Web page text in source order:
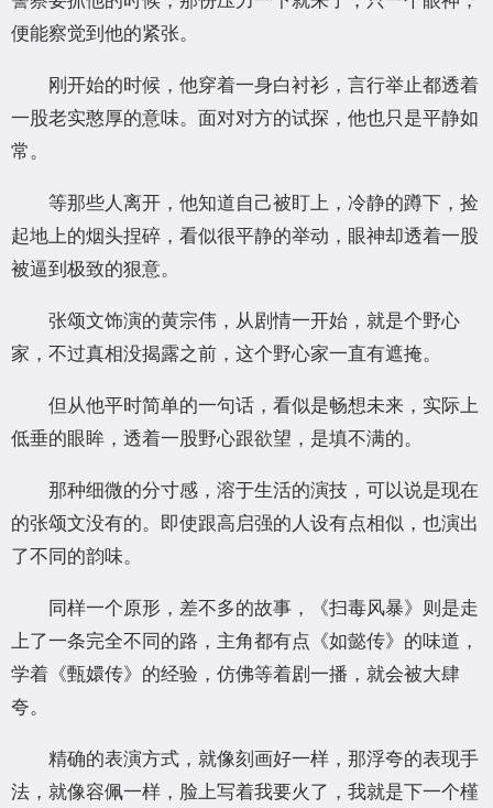
便能察觉到他的紧张。
刚开始的时候，他穿着一身白衬衫，言行举止都透着
一股老实憨厚的意味。面对对方的试探，他也只是平静如
常。
等那些人离开，他知道自己被盯上，冷静的蹲下，捡
起地上的烟头捏碎，看似很平静的举动，眼神却透着一股
被逼到极致的狠意。
张颂文饰演的黄宗伟，从剧情一开始，就是个野心
家，不过真相没揭露之前，这个野心家一直有遮掩。
但从他平时简单的一句话，看似是畅想未来，实际上
低垂的眼眸，透着一股野心跟欲望，是填不满的。
那种细微的分寸感，溶于生活的演技，可以说是现在
的张颂文没有的。即使跟高启强的人设有点相似，也演出
了不同的韵味。
同样一个原形，差不多的故事，《扫毒风暴》则是走
上了一条完全不同的路，主角都有点《如懿传》的味道，
学着《甄嬛传》的经验，仿佛等着剧一播，就会被大肆
夸。
精确的表演方式，就像刻画好一样，那浮夸的表现手
法，就像容佩一样，脸上写着我要火了，我就是下一个槿